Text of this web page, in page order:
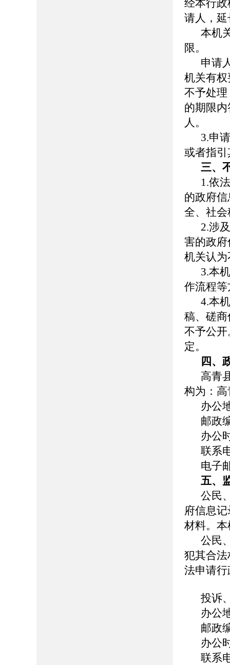
经本行
请人，
本机
限。
申请
机关有
不予处
的期限
人。
3.申
或者指
三、
1.依
的政府
全、社
2.涉
害的政
机关认
3.本
作流程
4.本
稿、磋
不予公
定。
四、
高青
构为：
办公
邮政
办公
联系
电子
五、
公民
府信息
材料。
公民
犯其合
法申请
投诉
办公
邮政
办公
联系